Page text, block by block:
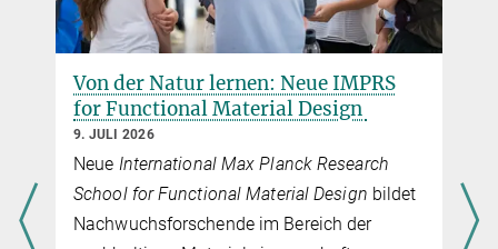
Von der Natur lernen: Neue IMPRS
for Functional Material Design
9. JULI 2026
Neue International Max Planck Research
School for Functional Material Design bildet
Nachwuchsforschende im Bereich der